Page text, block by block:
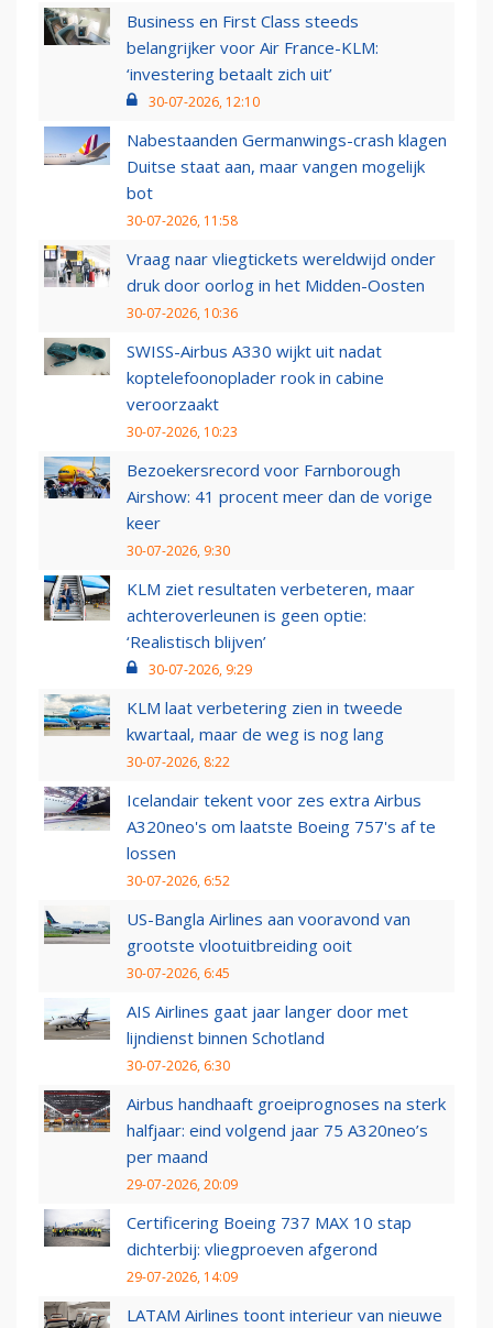
Business en First Class steeds
belangrijker voor Air France-KLM:
‘investering betaalt zich uit’
30-07-2026, 12:10
Nabestaanden Germanwings-crash klagen
Duitse staat aan, maar vangen mogelijk
bot
30-07-2026, 11:58
Vraag naar vliegtickets wereldwijd onder
druk door oorlog in het Midden-Oosten
30-07-2026, 10:36
SWISS-Airbus A330 wijkt uit nadat
koptelefoonoplader rook in cabine
veroorzaakt
30-07-2026, 10:23
Bezoekersrecord voor Farnborough
Airshow: 41 procent meer dan de vorige
keer
30-07-2026, 9:30
KLM ziet resultaten verbeteren, maar
achteroverleunen is geen optie:
‘Realistisch blijven’
30-07-2026, 9:29
KLM laat verbetering zien in tweede
kwartaal, maar de weg is nog lang
30-07-2026, 8:22
Icelandair tekent voor zes extra Airbus
A320neo's om laatste Boeing 757's af te
lossen
30-07-2026, 6:52
US-Bangla Airlines aan vooravond van
grootste vlootuitbreiding ooit
30-07-2026, 6:45
AIS Airlines gaat jaar langer door met
lijndienst binnen Schotland
30-07-2026, 6:30
Airbus handhaaft groeiprognoses na sterk
halfjaar: eind volgend jaar 75 A320neo’s
per maand
29-07-2026, 20:09
Certificering Boeing 737 MAX 10 stap
dichterbij: vliegproeven afgerond
29-07-2026, 14:09
LATAM Airlines toont interieur van nieuwe